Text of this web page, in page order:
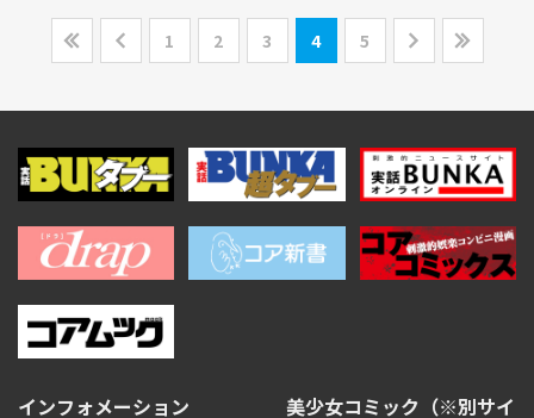
1 2 3 4 5
インフォメーション
美少女コミック（※別サイ